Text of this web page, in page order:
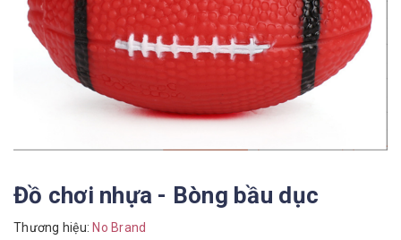
Đồ chơi nhựa - Bòng bầu dục
Thương hiệu: No Brand